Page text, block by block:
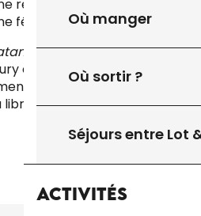
Où manger
Où sortir ?
Séjours entre Lot
Activités
rendez-vous pour deux
fête de clôture.
de Arto Paasilinna,
et Laurent Pérez pour
de ce deuxième
Des Livres et